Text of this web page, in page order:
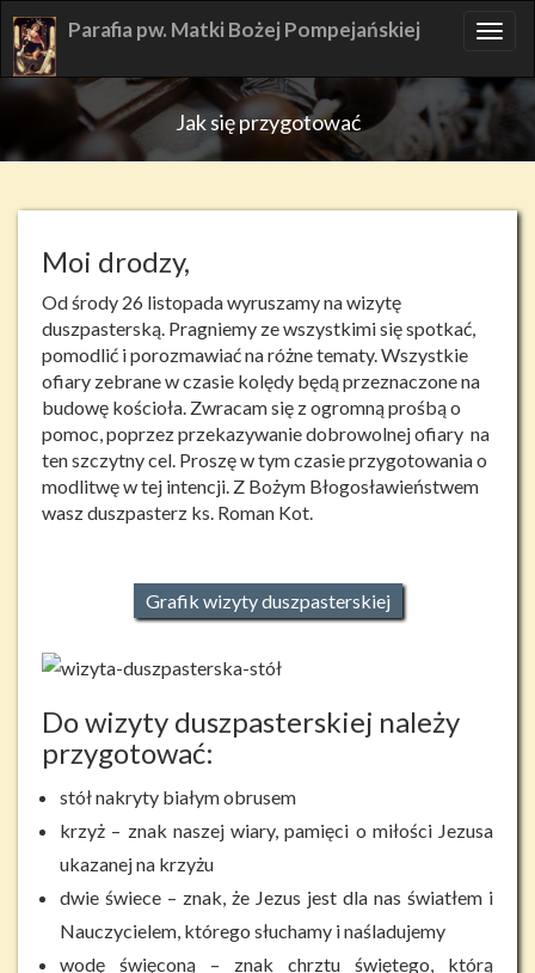
Skip
to
content
Parafia pw. Matki Bożej Pompejańskiej
Jak się przygotować
Moi drodzy,
Od środy 26 listopada wyruszamy na wizytę
duszpasterską. Pragniemy ze wszystkimi się spotkać,
pomodlić i porozmawiać na różne tematy. Wszystkie
ofiary zebrane w czasie kolędy będą przeznaczone na
budowę kościoła. Zwracam się z ogromną prośbą o
pomoc, poprzez przekazywanie dobrowolnej ofiary na
ten szczytny cel. Proszę w tym czasie przygotowania o
modlitwę w tej intencji. Z Bożym Błogosławieństwem
wasz duszpasterz ks. Roman Kot.
Grafik wizyty duszpasterskiej
Do wizyty duszpasterskiej należy
przygotować:
stół nakryty białym obrusem
krzyż – znak naszej wiary, pamięci o miłości Jezusa
ukazanej na krzyżu
dwie świece – znak, że Jezus jest dla nas światłem i
Nauczycielem, którego słuchamy i naśladujemy
wodę święconą – znak chrztu świętego, którą